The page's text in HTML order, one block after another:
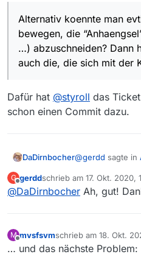
Download entfernen
Alternativ koennte man
bewegen, die
…) abzuschneiden? Dann
auch die, die sich mit der
Dafür hat @styroll das
schon einen Commit dazu.
DaDirnbocher@gerdd sagte in
Alternativ
mit der
G
Offline
gerddschrieb am 17. Okt. 2020,
zuletzt editiert von
@DaDirnbocher Ah, gut!
M
Offline
mvsfsvmschrieb am 18. Okt.
zuletzt editiert von
… und das nächste Problem: